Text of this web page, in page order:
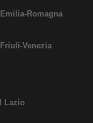
Romagna
Venezia
Lazio